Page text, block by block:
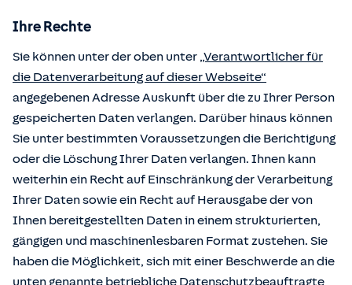
Ihre Rechte
Sie können unter der oben unter „Verantwortlicher für
die Datenverarbeitung auf dieser Webseite“
angegebenen Adresse Auskunft über die zu Ihrer Person
gespeicherten Daten verlangen. Darüber hinaus können
Sie unter bestimmten Voraussetzungen die Berichtigung
oder die Löschung Ihrer Daten verlangen. Ihnen kann
weiterhin ein Recht auf Einschränkung der Verarbeitung
Ihrer Daten sowie ein Recht auf Herausgabe der von
Ihnen bereitgestellten Daten in einem strukturierten,
gängigen und maschinenlesbaren Format zustehen. Sie
haben die Möglichkeit, sich mit einer Beschwerde an die
unten genannte betriebliche Datenschutzbeauftragte